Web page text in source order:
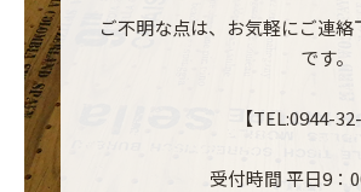
ご不明な点は、お気軽にご連
です。
【TEL:0944-
受付時間 平日9：